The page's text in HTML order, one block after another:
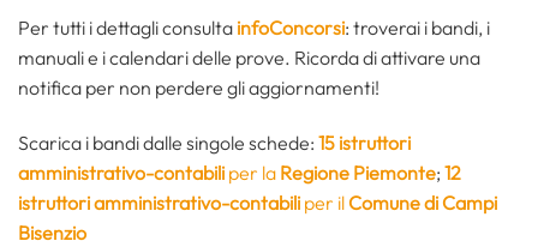
Per tutti i dettagli consulta infoConcorsi: troverai i bandi, i
manuali e i calendari delle prove. Ricorda di attivare una
notifica per non perdere gli aggiornamenti!
Scarica i bandi dalle singole schede: 15 istruttori
amministrativo-contabili per la Regione Piemonte; 12
istruttori amministrativo-contabili per ilComune diCampi
Bisenzio